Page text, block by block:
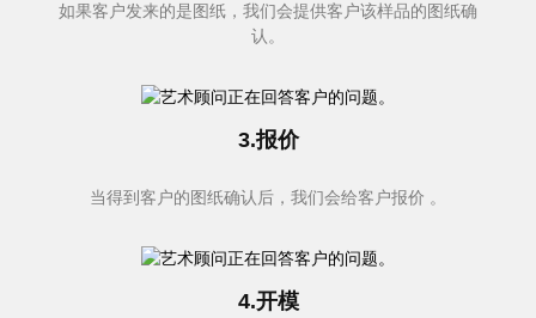
如果客户发来的是图纸，我们会提供客户该样品的图纸确
认。
3.报价
当得到客户的图纸确认后，我们会给客户报价 。
4.开模